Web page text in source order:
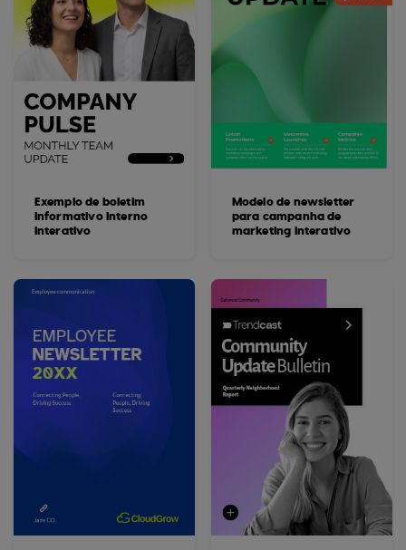
Exemplo de boletim
informativo interno
interativo
Modelo de newsletter
para campanha de
marketing interativo